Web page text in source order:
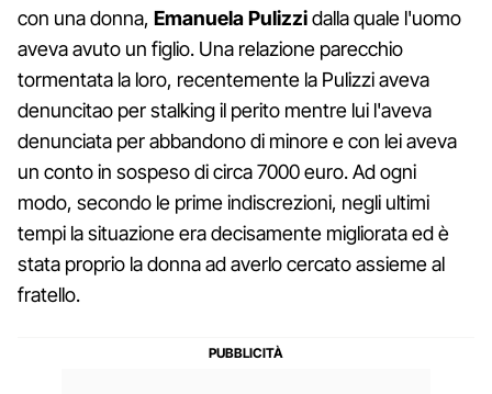
con una donna, Emanuela Pulizzidalla quale l'uomo
aveva avuto un figlio. Una relazione parecchio
tormentata la loro, recentemente la Pulizzi aveva
denuncitao per stalking il perito mentre lui l'aveva
denunciata per abbandono di minore e con lei aveva
un conto in sospeso di circa 7000 euro. Ad ogni
modo, secondo le prime indiscrezioni, negli ultimi
tempi la situazione era decisamente migliorata ed è
stata proprio la donna ad averlo cercato assieme al
fratello.